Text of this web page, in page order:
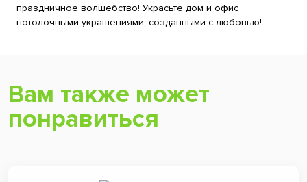
праздничное волшебство! Украсьте дом и офис
потолочными украшениями, созданными с любовью!
Вам также может
понравиться